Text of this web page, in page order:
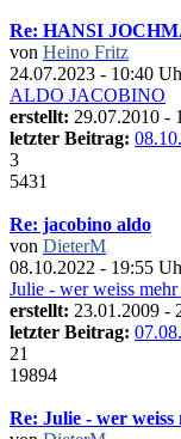
Re: HANSI
von Heino Fritz
24.07.2023 - 10:40
ALDO JACOBINO
erstellt: 29.07.2010 -
letzter Beitrag:
3
5431
Re: jacobino aldo
von DieterM
08.10.2022 - 19:55
Julie - wer weiss mehr
erstellt: 23.01.2009 -
letzter Beitrag:
21
19894
Re: Julie - wer weiss